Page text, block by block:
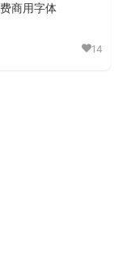
商用字体
14